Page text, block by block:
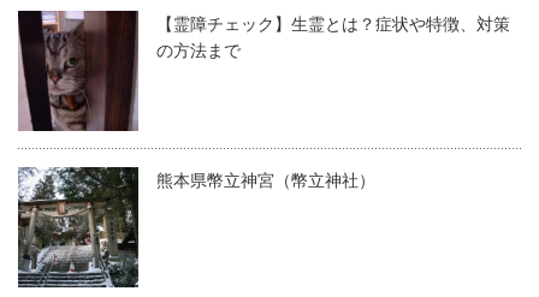
【霊障チェック】生霊とは？症状や特徴、対策
の方法まで
熊本県幣立神宮（幣立神社）